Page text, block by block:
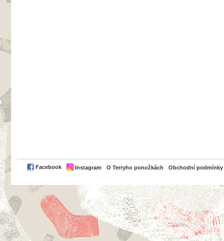
Facebook Instagram O Terryho ponožkách Obchodní podmínky
PayPal